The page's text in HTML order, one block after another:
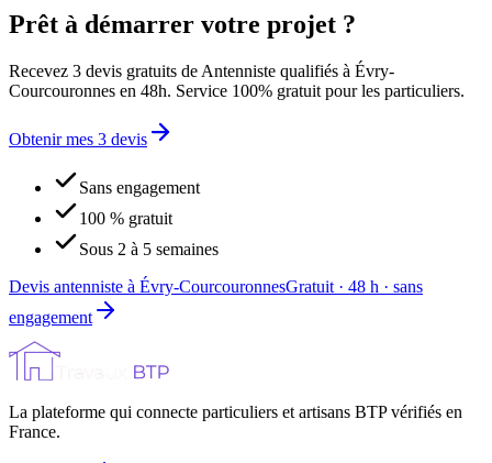
Prêt à démarrer votre projet ?
Recevez 3 devis gratuits de Antenniste qualifiés à Évry-
Courcouronnes en 48h. Service 100% gratuit pour les particuliers.
Obtenir mes 3 devis
Sans engagement
100 % gratuit
Sous 2 à 5 semaines
Devis antenniste à Évry-CourcouronnesGratuit · 48 h · sans
engagement
La plateforme qui connecte particuliers et artisans BTP vérifiés en
France.